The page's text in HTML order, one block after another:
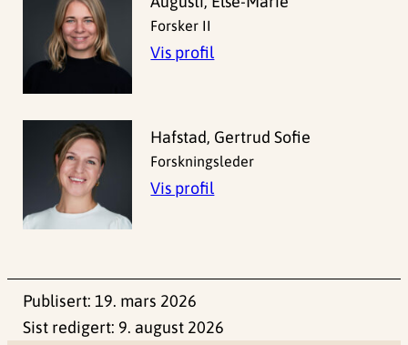
Forsker II
Vis profil
Hafstad, Gertrud Sofie
Forskningsleder
Vis profil
Publisert: 19. mars 2026
Sist redigert: 9. august 2026